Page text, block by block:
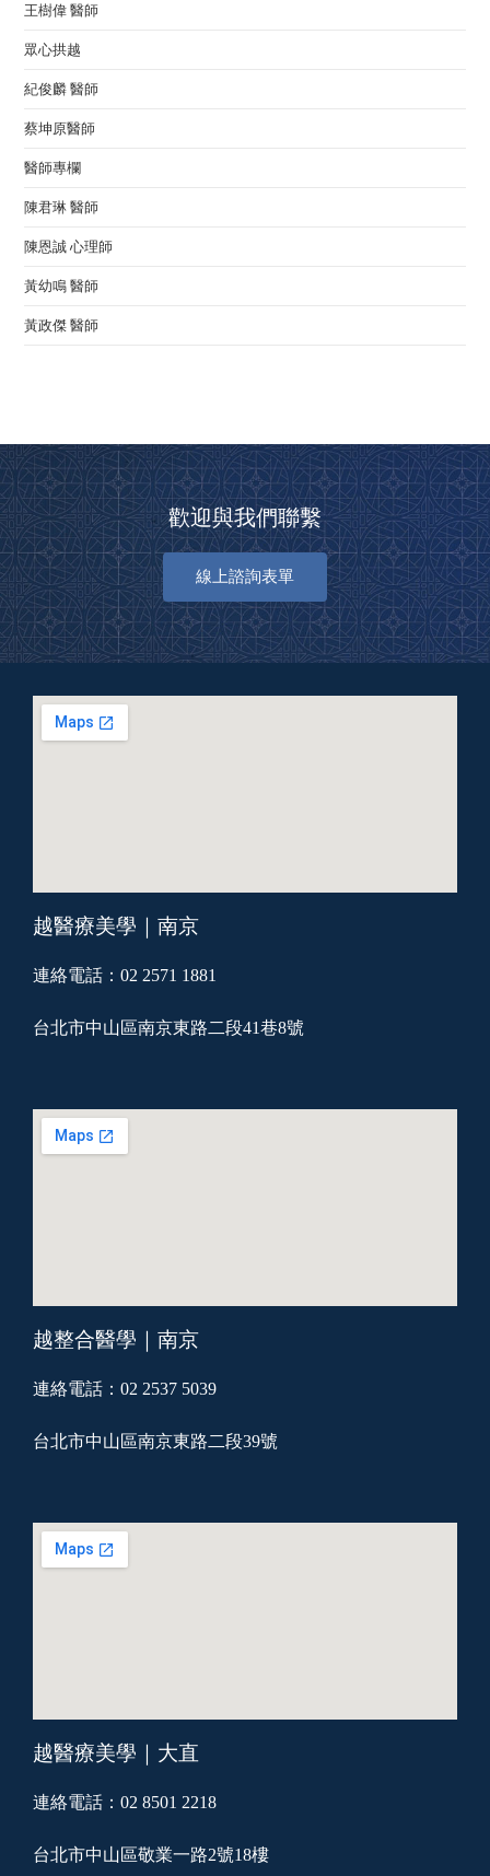
王樹偉 醫師
眾心拱越
紀俊麟 醫師
蔡坤原醫師
醫師專欄
陳君琳 醫師
陳恩誠 心理師
黃幼鳴 醫師
黃政傑 醫師
歡迎與我們聯繫
線上諮詢表單
越醫療美學｜南京
連絡電話：02 2571 1881
台北市中山區南京東路二段41巷8號
越整合醫學｜南京
連絡電話：02 2537 5039
台北市中山區南京東路二段39號
越醫療美學｜大直
連絡電話：02 8501 2218
台北市中山區敬業一路2號18樓